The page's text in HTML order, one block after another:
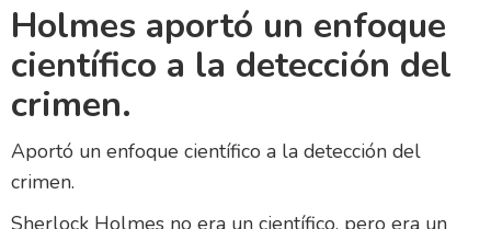
Holmes aportó un enfoque
científico a la detección del
crimen.
Aportó un enfoque científico a la detección del
crimen.
Sherlock Holmes no era un científico, pero era un